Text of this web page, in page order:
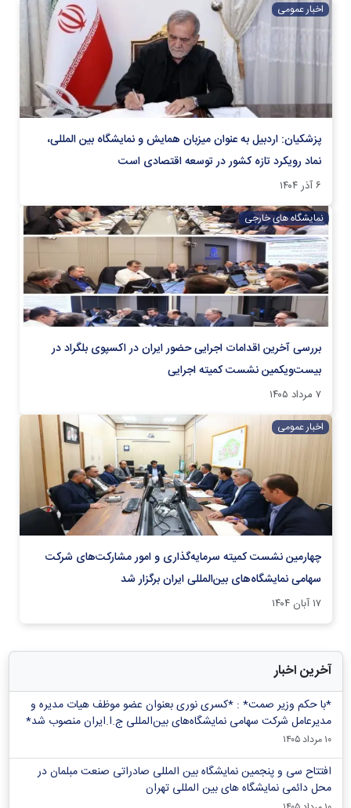
اخبار عمومی
پزشکیان: اردبیل به عنوان میزبان همایش و نمایشگاه بین المللی،
نماد رویکرد تازه کشور در توسعه اقتصادی است
۶ آذر ۱۴۰۴
نمایشگاه های خارجی
بررسی آخرین اقدامات اجرایی حضور ایران در اکسپوی بلگراد در
بیست‌ویکمین نشست کمیته اجرایی
۷ مرداد ۱۴۰۵
اخبار عمومی
چهارمین نشست کمیته سرمایه‌گذاری و امور مشارکت‌های شرکت
سهامی نمایشگاه‌های بین‌المللی ایران برگزار شد
۱۷ آبان ۱۴۰۴
آخرین اخبار
*با حکم وزیر صمت* : *کسری نوری بعنوان عضو موظف هیات مدیره و
مدیرعامل شرکت سهامی نمایشگاه‌های بین‌المللی ج.ا.ایران منصوب شد*
۱۰ مرداد ۱۴۰۵
افتتاح سی و پنجمین نمایشگاه بین المللی صادراتی صنعت مبلمان در
محل دائمی نمایشگاه های بین المللی تهران